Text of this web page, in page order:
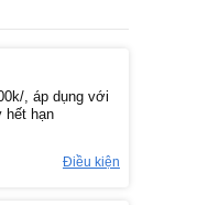
, áp dụng với
hết hạn
Điều kiện